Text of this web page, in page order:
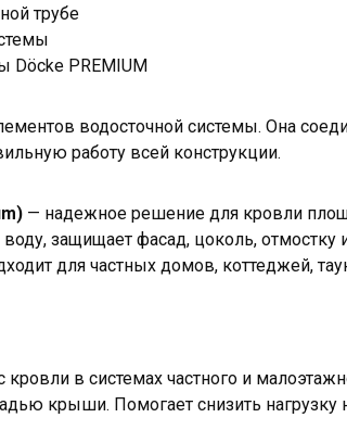
трубе
Döcke PREMIUM
водосточной системы. Она
работу всей конструкции.
— надежное решение для кровли
защищает фасад, цоколь, отмостку
для частных домов, коттеджей,
в системах частного и
крыши. Помогает снизить нагрузку